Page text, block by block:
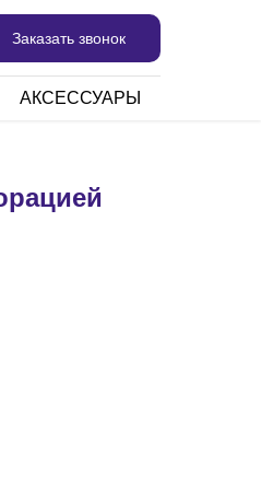
Заказать звонок
АКСЕССУАРЫ